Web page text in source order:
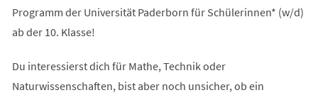
Programm der Universität Paderborn für Schülerinnen* (w/d)
ab der 10. Klasse!
Du interessierst dich für Mathe, Technik oder
Naturwissenschaften, bist aber noch unsicher, ob ein